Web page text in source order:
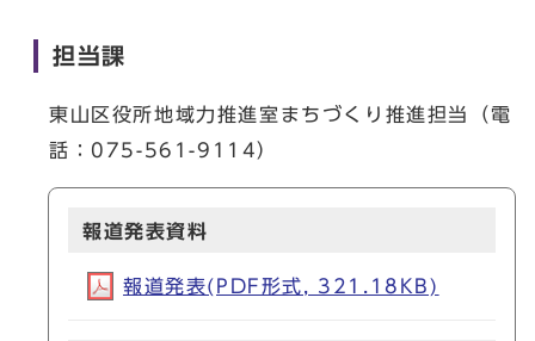
担当課
東山区役所地域力推進室まちづくり推進担当（電
話：075-561-9114）
報道発表資料
報道発表(PDF形式, 321.18KB)